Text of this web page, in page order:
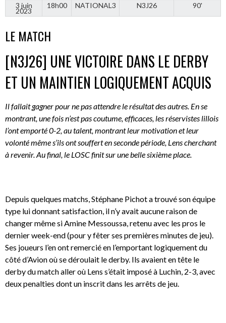
3 juin
2023
18h00 NATIONAL3 N3J26 90'
LE MATCH
[N3J26] UNE VICTOIRE DANS LE DERBY
ET UN MAINTIEN LOGIQUEMENT ACQUIS
Il fallait gagner pour ne pas attendre le résultat des autres. En se
montrant, une fois n’est pas coutume, efficaces, les réservistes lillois
l’ont emporté 0-2, au talent, montrant leur motivation et leur
volonté même s’ils ont souffert en seconde période, Lens cherchant
à revenir. Au final, le LOSC finit sur une belle sixième place.
Depuis quelques matchs, Stéphane Pichot a trouvé son équipe
type lui donnant satisfaction, il n’y avait aucune raison de
changer même si Amine Messoussa, retenu avec les pros le
dernier week-end (pour y fêter ses premières minutes de jeu).
Ses joueurs l’en ont remercié en l’emportant logiquement du
côté d’Avion où se déroulait le derby. Ils avaient en tête le
derby du match aller où Lens s’était imposé à Luchin, 2-3, avec
deux penalties dont un inscrit dans les arrêts de jeu.